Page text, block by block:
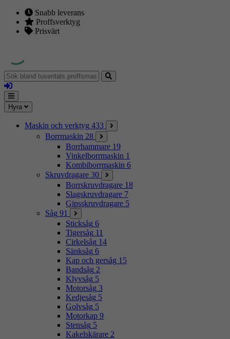
Snabb leverans
Proffsverktyg
Prisvärt
Sök
bland
tusentals
proffsmaskiner
Logga
in
Mina
sidor
Meny
Hyra
Maskin och verktyg 433
Borrmaskin 28
Borrhammare 19
Vinkelborrmaskin 1
Kombiborrmaskin 6
Skruvdragare 30
Borrskruvdragare 18
Slagskruvdragare 7
Gipsskruvdragare 5
Såg 91
Sticksåg 6
Tigersåg 11
Cirkelsåg 14
Sänksåg 6
Kap och gersåg 15
Bandsåg 2
Klyvsåg 5
Motorsåg 3
Kedjesåg 5
Golvsåg 5
Motorkap 9
Stensåg 5
Kakelskärare 2